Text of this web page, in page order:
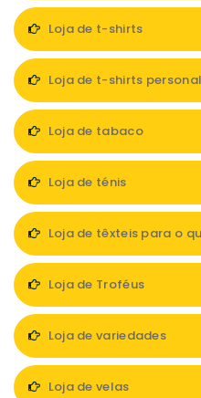
Loja de t-shirts
Loja de t-shirts
Loja de tabaco
Loja de ténis
Loja de têxteis para o
Loja de Troféus
Loja de variedades
Loja de velas